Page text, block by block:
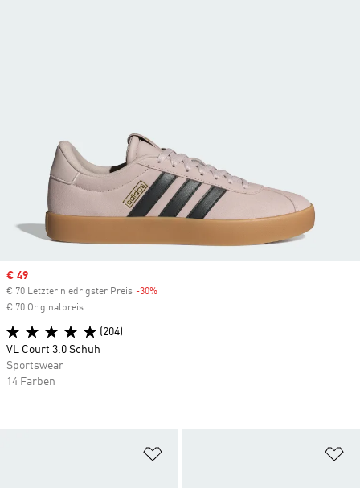
Sale price
€ 49
€ 70 Letzter niedrigster Preis -30%
€ 70 Originalpreis
(204)
VL Court 3.0 Schuh
Sportswear
14 Farben